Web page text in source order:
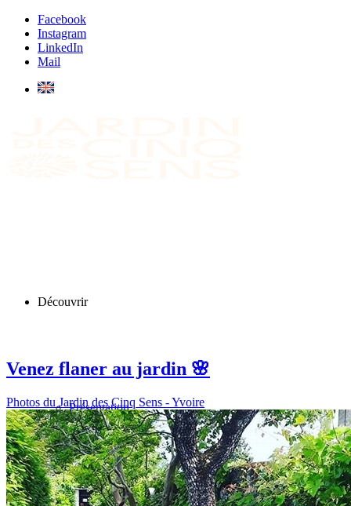
Facebook
Instagram
LinkedIn
Mail
Découvrir
Présentation
Venez flaner au jardin 🌸
Photos du Jardin des Cinq Sens - Yvoire